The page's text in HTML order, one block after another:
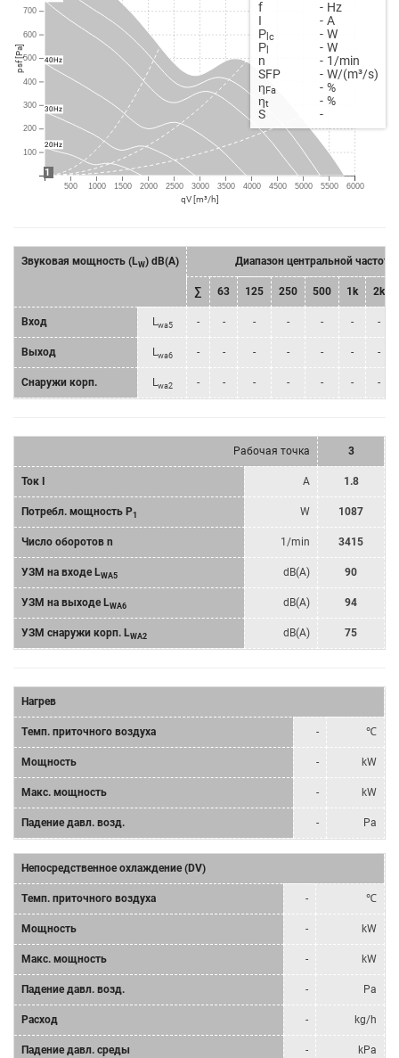
500 1000 1500 2000 2500 3000 3500 4000 4500 5000 5500 6000
psf [Pa]
700
600
500
400
300
200
100
qV [m³/h]
20Hz
30Hz
40Hz
1
f
- Hz
Ι
- A
Ρlc - W
Ρl - W
n
- 1/min
SFP
- W/(m³/s)
η Fa - %
ηt - %
S
-
Звуковая мощность (LW) dB(A) Диапазон центральной частоты
∑ 63 125 250 500 1k 2k
Bход Lwa5 - - - - - - -
Bыход Lwa6 - - - - - - -
Снаружи корп. Lwa2 - - - - - - -
Рабочая точка 3
Ток I A 1.8
Потребл. мощность P1 W 1087
Число оборотов n 1/min 3415
УЗМ на входе LWA5 dB(A) 90
УЗМ на выходе LWA6 dB(A) 94
УЗМ снаружи корп. LWA2 dB(A) 75
Нагрев
Tемп. приточного воздуха - ℃
Мощность - kW
Mакс. мощность - kW
Падение давл. возд. - Pa
Непосредственное охлаждение (DV)
Tемп. приточного воздуха - ℃
Мощность - kW
Mакс. мощность - kW
Падение давл. возд. - Pa
Расход - kg/h
Падение давл. среды - kPa